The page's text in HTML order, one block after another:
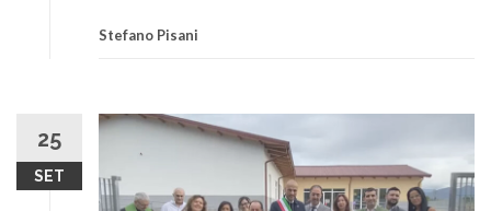
Stefano Pisani
25
SET